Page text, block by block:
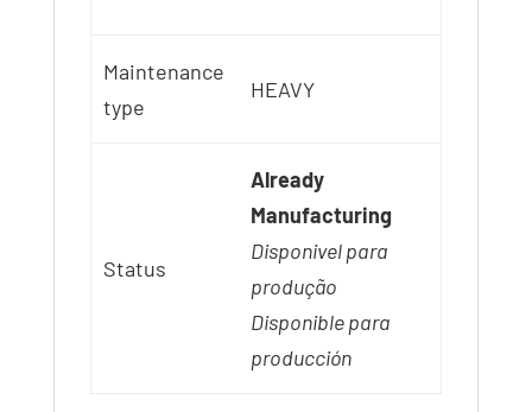
Maintenance
type
HEAVY
Status
Already
Manufacturing
Disponivel para
produção
Disponible para
producción